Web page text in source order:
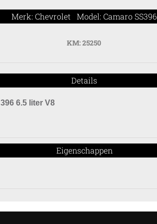
Merk: Chevrolet Model: Camaro SS396
KM:25250
Details
396 6.5 liter V8
Eigenschappen